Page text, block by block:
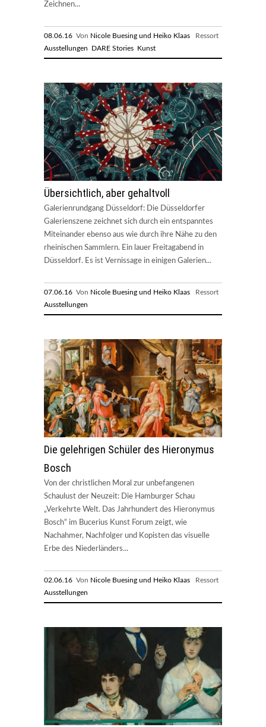
Zeichnen...
08.06.16 Von Nicole Buesing und Heiko Klaas Ressort
Ausstellungen
DARE Stories Kunst
Übersichtlich, aber gehaltvoll
Galerienrundgang Düsseldorf: Die Düsseldorfer
Galerienszene zeichnet sich durch ein entspanntes
Miteinander ebenso aus wie durch ihre Nähe zu den
rheinischen Sammlern. Ein lauer Freitagabend in
Düsseldorf. Es ist Vernissage in einigen Galerien...
07.06.16 Von Nicole Buesing und Heiko Klaas Ressort
Ausstellungen
Die gelehrigen Schüler des Hieronymus
Bosch
Von der christlichen Moral zur unbefangenen
Schaulust der Neuzeit: Die Hamburger Schau
„Verkehrte Welt. Das Jahrhundert des Hieronymus
Bosch“ im Bucerius Kunst Forum zeigt, wie
Nachahmer, Nachfolger und Kopisten das visuelle
Erbe des Niederländers...
02.06.16 Von Nicole Buesing und Heiko Klaas Ressort
Ausstellungen